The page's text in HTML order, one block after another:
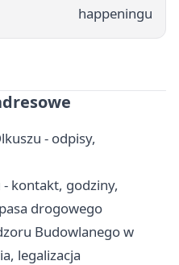
happeningu
- odpisy,
kontakt, godziny,
drogowego
Budowlanego w
legalizacja